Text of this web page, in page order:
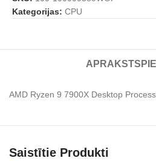
Kategorijas: CPU
APRAKSTS
AMD Ryzen 9 7900X Desktop
Saistītie Produkti